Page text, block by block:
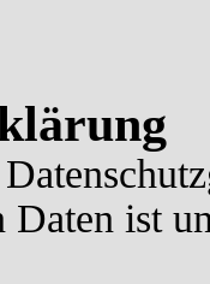
Daten ist